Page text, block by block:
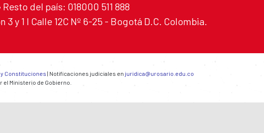
del país: 018000 511 888
y 1 I Calle 12C Nº 6-25 - Bogotá D.C. Colombia.
Constituciones | Notificaciones judiciales en juridica@urosario.edu.co
Ministerio de Gobierno.